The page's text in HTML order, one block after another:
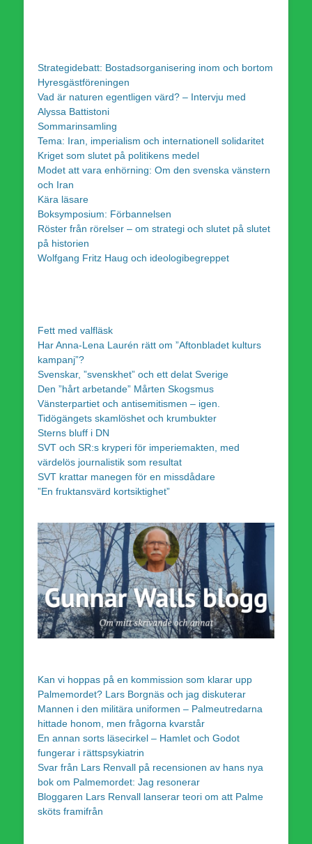
Strategidebatt: Bostadsorganisering inom och bortom
Hyresgästföreningen
Vad är naturen egentligen värd? – Intervju med
Alyssa Battistoni
Sommarinsamling
Tema: Iran, imperialism och internationell solidaritet
Kriget som slutet på politikens medel
Modet att vara enhörning: Om den svenska vänstern
och Iran
Kära läsare
Boksymposium: Förbannelsen
Röster från rörelser – om strategi och slutet på slutet
på historien
Wolfgang Fritz Haug och ideologibegreppet
Fett med valfläsk
Har Anna-Lena Laurén rätt om ”Aftonbladet kulturs
kampanj”?
Svenskar, ”svenskhet” och ett delat Sverige
Den ”hårt arbetande” Mårten Skogsmus
Vänsterpartiet och antisemitismen – igen.
Tidögängets skamlöshet och krumbukter
Sterns bluff i DN
SVT och SR:s kryperi för imperiemakten, med
värdelös journalistik som resultat
SVT krattar manegen för en missdådare
”En fruktansvärd kortsiktighet”
Kan vi hoppas på en kommission som klarar upp
Palmemordet? Lars Borgnäs och jag diskuterar
Mannen i den militära uniformen – Palmeutredarna
hittade honom, men frågorna kvarstår
En annan sorts läsecirkel – Hamlet och Godot
fungerar i rättspsykiatrin
Svar från Lars Renvall på recensionen av hans nya
bok om Palmemordet: Jag resonerar
Bloggaren Lars Renvall lanserar teori om att Palme
sköts framifrån